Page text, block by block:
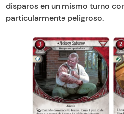
disparos en un mismo turno
particularmente peligroso.